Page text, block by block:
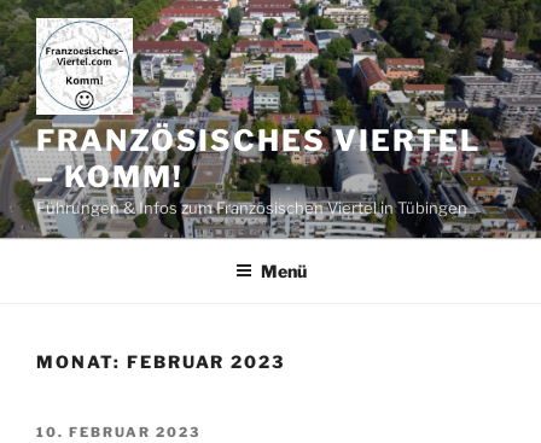
Zum
Inhalt
springen
FRANZÖSISCHES VIERTEL
– KOMM!
Führungen & Infos zum Französischen Viertel in Tübingen
Menü
MONAT: FEBRUAR 2023
VERÖFFENTLICHT
10. FEBRUAR 2023